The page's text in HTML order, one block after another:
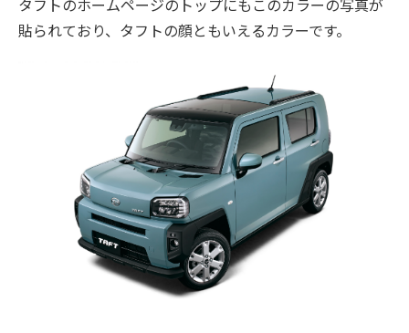
タフトのホームページのトップにもこのカラーの写真が
貼られており、タフトの顔ともいえるカラーです。